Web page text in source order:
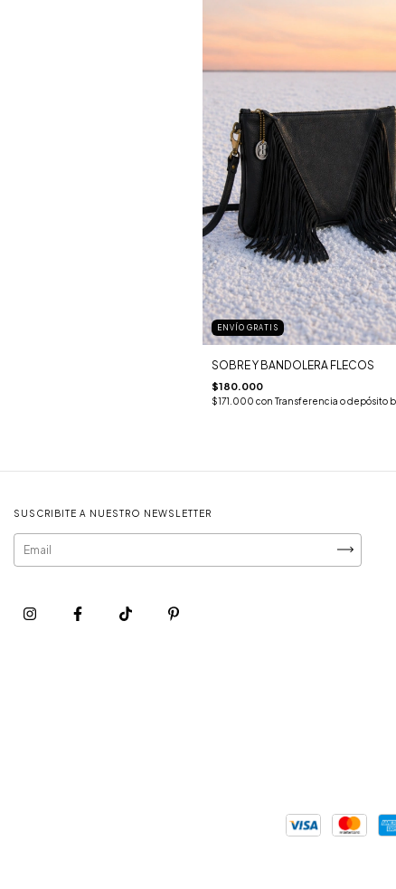
ENVÍO GRATIS
SOBRE Y BANDOLERA FLECOS
$180.000
$171.000 con Transferencia o depósito
SUSCRIBITE A NUESTRO NEWSLETTER